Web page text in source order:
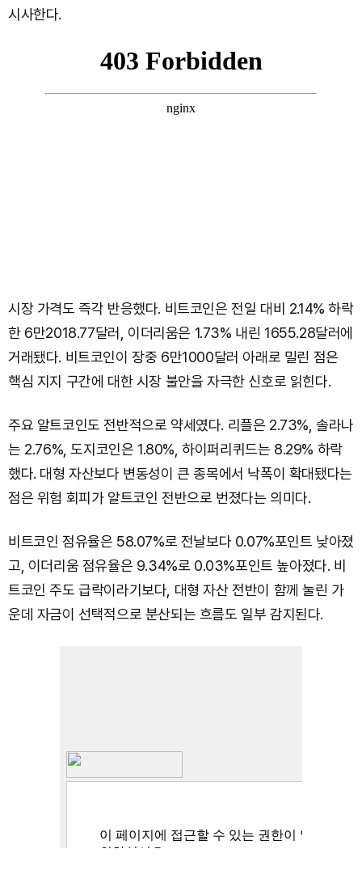
시사한다.
시장 가격도 즉각 반응했다. 비트코인은 전일 대비 2.14% 하락
한 6만2018.77달러, 이더리움은 1.73% 내린 1655.28달러에
거래됐다. 비트코인이 장중 6만1000달러 아래로 밀린 점은
핵심 지지 구간에 대한 시장 불안을 자극한 신호로 읽힌다.
주요 알트코인도 전반적으로 약세였다. 리플은 2.73%, 솔라나
는 2.76%, 도지코인은 1.80%, 하이퍼리퀴드는 8.29% 하락
했다. 대형 자산보다 변동성이 큰 종목에서 낙폭이 확대됐다는
점은 위험 회피가 알트코인 전반으로 번졌다는 의미다.
비트코인 점유율은 58.07%로 전날보다 0.07%포인트 낮아졌
고, 이더리움 점유율은 9.34%로 0.03%포인트 높아졌다. 비
트코인 주도 급락이라기보다, 대형 자산 전반이 함께 눌린 가
운데 자금이 선택적으로 분산되는 흐름도 일부 감지된다.